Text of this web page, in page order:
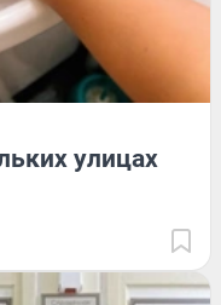
улицах